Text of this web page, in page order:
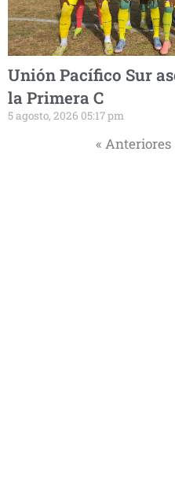
Unión Pacífico Sur
la Primera C
5 agosto, 2026 05:17 pm
« Anteriores